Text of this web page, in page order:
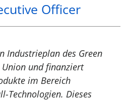
Officer
Industrieplan des Green
und finanziert
im Bereich
Technologien. Dieses